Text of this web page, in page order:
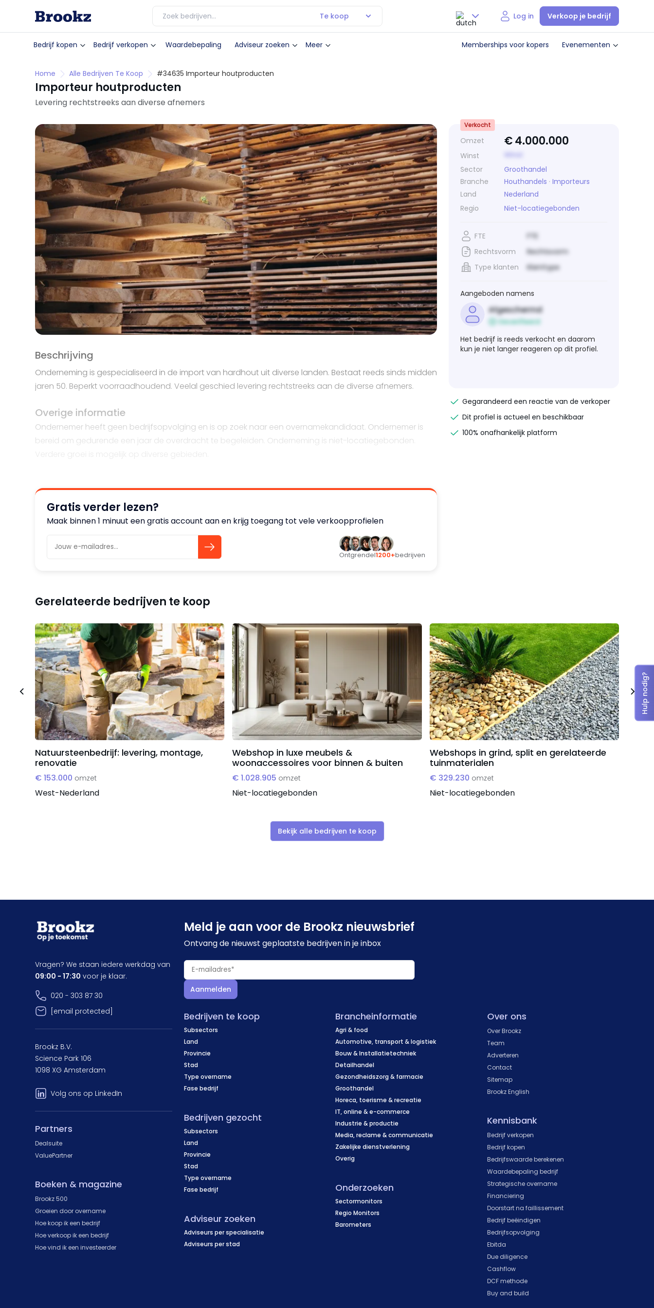
Te koop
Nederlands
Log in Verkoop je bedrijf
Bedrijf kopen Bedrijf verkopen Waardebepaling Adviseur zoeken Meer Memberships voor kopers Evenementen
Home Alle Bedrijven Te Koop #34635 Importeur houtproducten
Importeur houtproducten
Levering rechtstreeks aan diverse afnemers
Beschrijving
Onderneming is gespecialiseerd in de import van hardhout uit diverse landen. Bestaat reeds sinds midden
jaren 50. Beperkt voorraadhoudend. Veelal geschied levering rechtstreeks aan de diverse afnemers.
Overige informatie
Ondernemer heeft geen bedrijfsopvolging en is op zoek naar een overnamekandidaat. Ondernemer is
bereid om gedurende een jaar de overdracht te begeleiden. Onderneming is niet-locatiegebonden.
Gratis verder lezen?
Maak binnen 1 minuut een gratis account aan en krijg toegang tot vele verkoopprofielen
Ontgrendel1200+bedrijven
Omzet €4.000.000
Winst
Sector
Groothandel
Branche
Houthandels · Importeurs
Land
Nederland
Regio
Niet-locatiegebonden
Verkocht
FTE
FTE
Rechtsvorm
Rechtsvorm
Type klanten
Klanttype
Aangeboden namens
Afgeschermd
Geverifieerd
Het bedrijf is reeds verkocht en daarom
kun je niet langer reageren op dit profiel.
Gegarandeerd een reactie van de verkoper
Dit profiel is actueel en beschikbaar
100% onafhankelijk platform
Gerelateerde bedrijven te koop
Natuursteenbedrijf: levering, montage,
renovatie
€ 153.000 omzet
West-Nederland
Webshop in luxe meubels &
woonaccessoires voor binnen & buiten
€ 1.028.905 omzet
Niet-locatiegebonden
Webshops in grind, split en gerelateerde
tuinmaterialen
€ 329.230 omzet
Niet-locatiegebonden
Bekijk alle bedrijven te koop
Meld je aan voor de Brookz nieuwsbrief
Ontvang de nieuwst geplaatste bedrijven in je inbox
Aanmelden
Bedrijven te koop
Subsectors
Land
Provincie
Stad
Type overname
Fase bedrijf
Bedrijven gezocht
Subsectors
Land
Provincie
Stad
Type overname
Fase bedrijf
Adviseur zoeken
Adviseurs per specialisatie
Adviseurs per stad
Brancheinformatie
Agri & food
Automotive, transport & logistiek
Bouw & Installatietechniek
Detailhandel
Gezondheidszorg & farmacie
Groothandel
Horeca, toerisme & recreatie
IT, online & e-commerce
Industrie & productie
Media, reclame & communicatie
Zakelijke dienstverlening
Overig
Onderzoeken
Sectormonitors
Regio Monitors
Barometers
Over ons
Over Brookz
Team
Adverteren
Contact
Sitemap
Brookz English
Kennisbank
Bedrijf verkopen
Bedrijf kopen
Bedrijfswaarde berekenen
Waardebepaling bedrijf
Strategische overname
Financiering
Doorstart na faillissement
Bedrijf beëindigen
Bedrijfsopvolging
Ebitda
Due diligence
Cashflow
DCF methode
Buy and build
Vragen? We staan iedere werkdag van
09:00 - 17:30 voor je klaar.
020 - 303 87 30
[email protected]
Brookz B.V.
Science Park 106
1098 XG Amsterdam
Volg ons op LinkedIn
Partners
Dealsuite
ValuePartner
Boeken & magazine
Brookz 500
Groeien door overname
Hoe koop ik een bedrijf
Hoe verkoop ik een bedrijf
Hoe vind ik een investeerder
Hulp nodig?